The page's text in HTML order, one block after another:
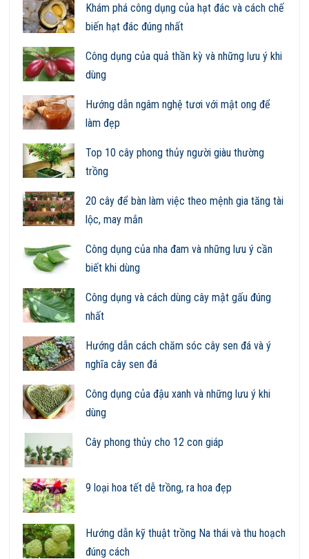
Khám phá công dụng của hạt đác và cách chế
biến hạt đác đúng nhất
Công dụng của quả thần kỳ và những lưu ý khi
dùng
Hướng dẫn ngâm nghệ tươi với mật ong để
làm đẹp
Top 10 cây phong thủy người giàu thường
trồng
20 cây để bàn làm việc theo mệnh gia tăng tài
lộc, may mắn
Công dụng của nha đam và những lưu ý cần
biết khi dùng
Công dụng và cách dùng cây mật gấu đúng
nhất
Hướng dẫn cách chăm sóc cây sen đá và ý
nghĩa cây sen đá
Công dụng của đậu xanh và những lưu ý khi
dùng
Cây phong thủy cho 12 con giáp
9 loại hoa tết dễ trồng, ra hoa đẹp
Hướng dẫn kỹ thuật trồng Na thái và thu hoạch
đúng cách